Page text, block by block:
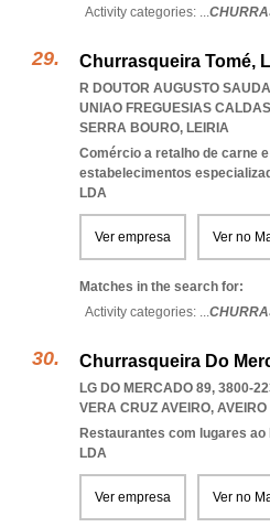
Activity categories: ...
Churrasqueira Tomé,
R DOUTOR AUGUSTO
UNIAO FREGUESIAS
SERRA BOURO, LEIRIA
Comércio a retalho de carne
estabelecimentos
LDA
Ver empresa Ver no
Matches in the search for:
Activity categories: ...
Churrasqueira Do
LG DO MERCADO 89, 3800-
VERA CRUZ AVEIRO, AVEIRO
Restaurantes com lugares ao
LDA
Ver empresa Ver no